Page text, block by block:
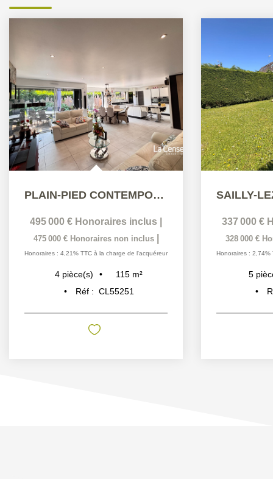
PLAIN-PIED CONTEMPORAIN (2021) PAR PIRAINO- SECTEUR PROCHE...
495 000 € Honoraires inclus
475 000 € Honoraires non inclus
Honoraires : 4,21% TTC à la charge de l'acquéreur
4 pièce(s) 115 m²
Réf : CL55251
337 000 €
328 000 €
Honoraires : 2,74%
5